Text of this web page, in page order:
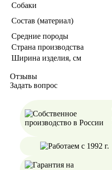
Собаки
Состав (материал)
Средние породы
Страна производства
Ширина изделия, см
Отзывы
Задать вопрос